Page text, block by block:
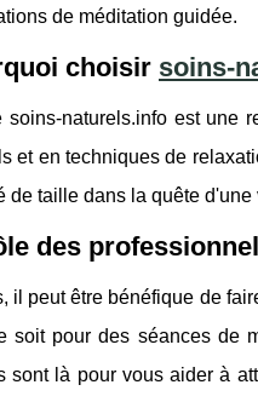
de méditation guidée.
choisir soins-
soins-naturels.info est une
et en techniques de
de taille dans la quête
des
il peut être bénéfique de
soit pour des séances de
sont là pour vous aider à